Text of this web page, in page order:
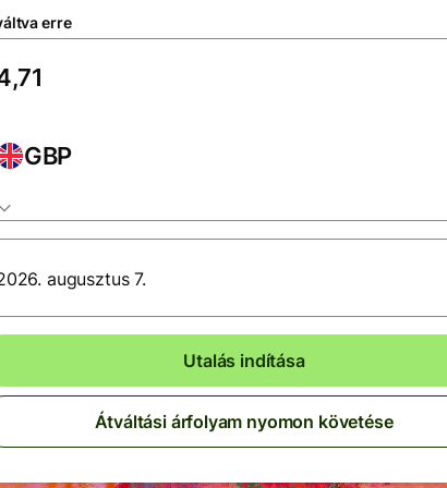
erre
GBP
augusztus 7.
Utalás indítása
Átváltási árfolyam nyomon követése